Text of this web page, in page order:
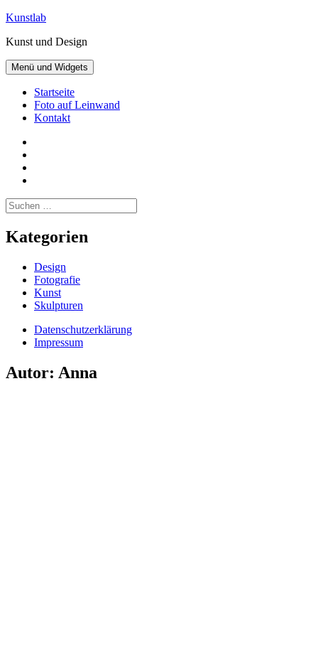
Zum
springen
Kunstlab
Kunst und Design
Menü und Widgets
Startseite
Foto auf Leinwand
Kontakt
Suchen
nach:
Kategorien
Design
Fotografie
Kunst
Skulpturen
Datenschutzerklärung
Impressum
Autor: Anna